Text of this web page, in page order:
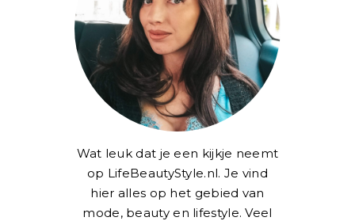
Wat leuk dat je een kijkje neemt
op LifeBeautyStyle.nl. Je vind
hier alles op het gebied van
mode, beauty en lifestyle. Veel